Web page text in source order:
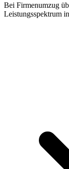
Bei Firmenumzug
Leistungsspektrum